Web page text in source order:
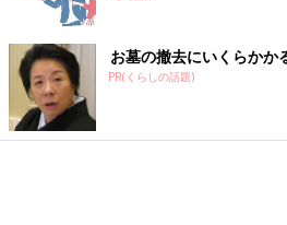
お墓の撤去にいくらかか
PR(くらしの話題)